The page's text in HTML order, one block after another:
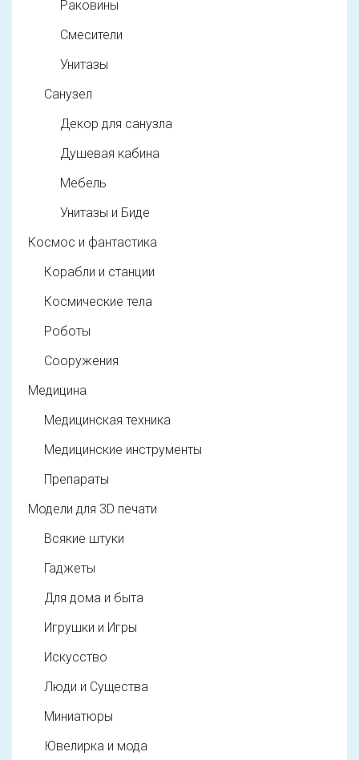
Раковины
Смесители
Унитазы
Санузел
Декор для санузла
Душевая кабина
Мебель
Унитазы и Биде
Космос и фантастика
Корабли и станции
Космические тела
Роботы
Сооружения
Медицина
Медицинская техника
Медицинские инструменты
Препараты
Модели для 3D печати
Всякие штуки
Гаджеты
Для дома и быта
Игрушки и Игры
Искусство
Люди и Существа
Миниатюры
Ювелирка и мода